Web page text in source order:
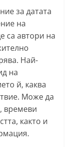
за датата
на
са автори на
Най-
на
й, каква
Може да
времеви
както и